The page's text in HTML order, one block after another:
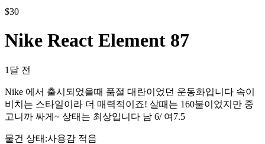
$30
Nike React Element 87
1달 전
Nike 에서 출시되었을때 품절 대란이었던 운동화입니다 속이
비치는 스타일이라 더 매력적이죠! 살때는 160불이었지만 중
고니까 싸게~ 상태는 최상입니다 남 6/ 여7.5
물건 상태 :사용감 적음